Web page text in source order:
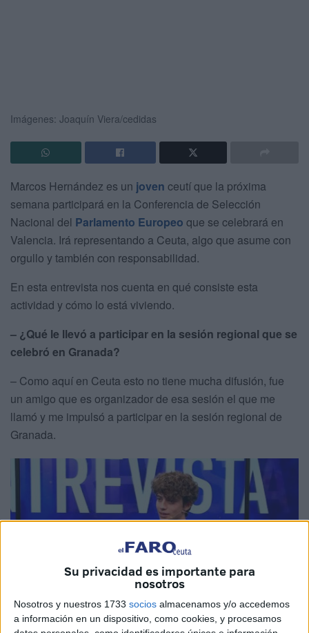
Su privacidad es importante para
nosotros
Nosotros y nuestros 1733 socios almacenamos y/o accedemos
a información en un dispositivo, como cookies, y procesamos
Imágenes: Joaquín Viera/cedidas
Marcos Hernández es un joven ceutí que la próxima
semana participará en la Conferencia de Selección
Nacional del Parlamento Europeo que se celebrará en
Valencia. Irá representando a Ceuta, algo que asume con
orgullo y también con responsabilidad.
En esta entrevista nos cuenta en qué consiste esta
actividad y cómo lo está viviendo.
– ¿Qué le llevó a participar en la sesión regional que se
celebró en Granada?
– Como aquí en Ceuta esto no tiene mucha difusión, fue
un amigo que es organizador de esa sesión el que me
llamó y me impulsó a participar en la sesión regional de
Granada.